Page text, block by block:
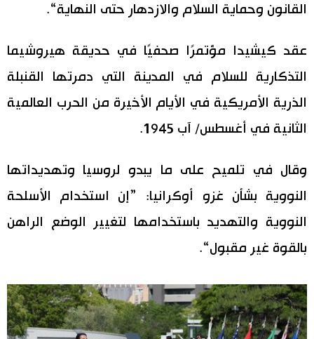
مجتمع
ثقافة
لايف ستايل
طوكيو
إعلان
القانون وحماية السلام والازدهار حتى النهاية“.
عقد كيشيدا مؤتمرًا صحفيًا في حديقة هيروشيما
التذكارية للسلام في المدينة التي دمرتها القنبلة
الذرية الأمريكية في الأيام الأخيرة من الحرب العالمية
الثانية في أغسطس/ آب 1945.
وقال في تلميح على ما يبدو لروسيا وتهديداتها
النووية بشأن غزو أوكرانيا: ”إن استخدام الأسلحة
النووية والتهديد باستخدامها لتغيير الوضع الراهن
بالقوة غير مقبول“.